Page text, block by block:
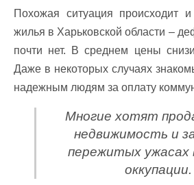
Похожая ситуация происходит
жилья в Харьковской области –
почти нет. В среднем цены
Даже в некоторых случаях
надежным людям за оплату
Многие хотят
недвижимость и
пережитых ужасах
оккупации.